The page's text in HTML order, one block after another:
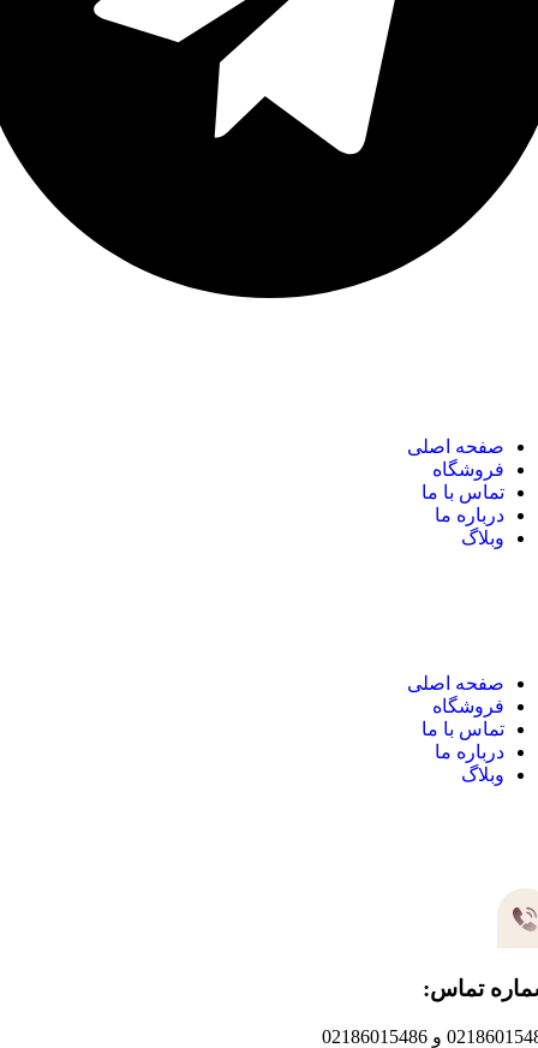
صفحه اصلی
فروشگاه
تماس با ما
درباره ما
وبلاگ
صفحه اصلی
فروشگاه
تماس با ما
درباره ما
وبلاگ
تماس:
و 02186015486